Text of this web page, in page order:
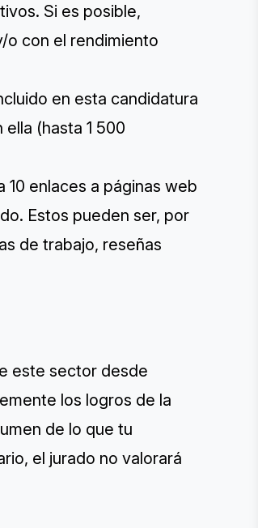
Si es posible,
con el rendimiento
en esta candidatura
(hasta 1 500
10 enlaces a páginas web
Estos pueden ser, por
de trabajo, reseñas
este sector desde
los logros de la
de lo que tu
el jurado no valorará